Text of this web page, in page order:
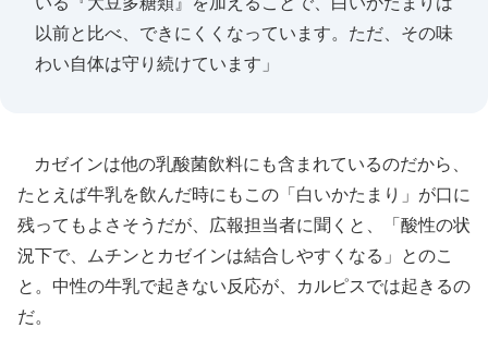
以前と比べ、できにくくなっています。ただ、その味
わい自体は守り続けています」
カゼインは他の乳酸菌飲料にも含まれているのだから、
たとえば牛乳を飲んだ時にもこの「白いかたまり」が口に
残ってもよさそうだが、広報担当者に聞くと、「酸性の状
況下で、ムチンとカゼインは結合しやすくなる」とのこ
と。中性の牛乳で起きない反応が、カルピスでは起きるの
だ。